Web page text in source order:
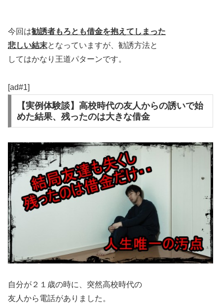
今回は勧誘者もろとも借金を抱えてしまった
悲しい結末となっていますが、勧誘方法と
してはかなり王道パターンです。
[ad#1]
【実例体験談】高校時代の友人からの誘いで始
めた結果、残ったのは大きな借金
自分が２１歳の時に、突然高校時代の
友人から電話がありました。